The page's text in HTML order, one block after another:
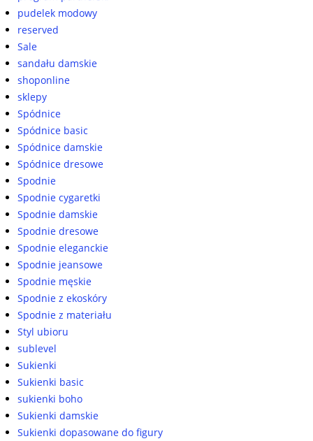
pudelek modowy
reserved
Sale
sandału damskie
shoponline
sklepy
Spódnice
Spódnice basic
Spódnice damskie
Spódnice dresowe
Spodnie
Spodnie cygaretki
Spodnie damskie
Spodnie dresowe
Spodnie eleganckie
Spodnie jeansowe
Spodnie męskie
Spodnie z ekoskóry
Spodnie z materiału
Styl ubioru
sublevel
Sukienki
Sukienki basic
sukienki boho
Sukienki damskie
Sukienki dopasowane do figury